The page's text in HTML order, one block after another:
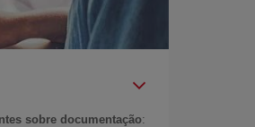
sobre documentação: